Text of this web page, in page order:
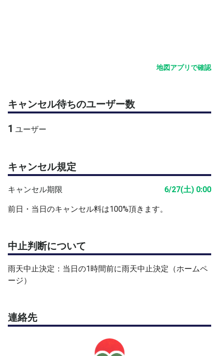
対象レベル： 初級〜中級者の方
※パドルの持ち方や基本的なルールが分かっていれば、ど
なたでも大歓迎です！
地図アプリで確認
キャンセル待ちのユーザー数
1 ユーザー
キャンセル規定
キャンセル期限 6/27(土) 0:00
前日・当日のキャンセル料は100%頂きます。
中止判断について
雨天中止決定：当日の1時間前に雨天中止決定（ホームペ
ージ）
連絡先